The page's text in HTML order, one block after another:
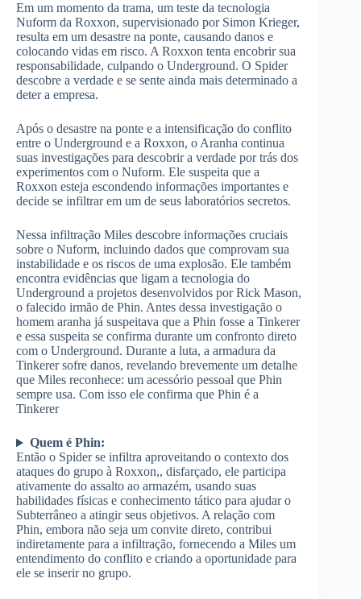
Em um momento da trama, um teste da tecnologia
Nuform da Roxxon, supervisionado por Simon Krieger,
resulta em um desastre na ponte, causando danos e
colocando vidas em risco. A Roxxon tenta encobrir sua
responsabilidade, culpando o Underground. O Spider
descobre a verdade e se sente ainda mais determinado a
deter a empresa.
Após o desastre na ponte e a intensificação do conflito
entre o Underground e a Roxxon, o Aranha continua
suas investigações para descobrir a verdade por trás dos
experimentos com o Nuform. Ele suspeita que a
Roxxon esteja escondendo informações importantes e
decide se infiltrar em um de seus laboratórios secretos.
Nessa infiltração Miles descobre informações cruciais
sobre o Nuform, incluindo dados que comprovam sua
instabilidade e os riscos de uma explosão. Ele também
encontra evidências que ligam a tecnologia do
Underground a projetos desenvolvidos por Rick Mason,
o falecido irmão de Phin. Antes dessa investigação o
homem aranha já suspeitava que a Phin fosse a Tinkerer
e essa suspeita se confirma durante um confronto direto
com o Underground. Durante a luta, a armadura da
Tinkerer sofre danos, revelando brevemente um detalhe
que Miles reconhece: um acessório pessoal que Phin
sempre usa. Com isso ele confirma que Phin é a
Tinkerer
Quem é Phin:
Então o Spider se infiltra aproveitando o contexto dos
ataques do grupo à Roxxon,, disfarçado, ele participa
ativamente do assalto ao armazém, usando suas
habilidades físicas e conhecimento tático para ajudar o
Subterrâneo a atingir seus objetivos. A relação com
Phin, embora não seja um convite direto, contribui
indiretamente para a infiltração, fornecendo a Miles um
entendimento do conflito e criando a oportunidade para
ele se inserir no grupo.